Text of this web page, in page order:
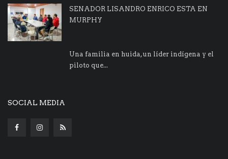
SENADOR LISANDRO ENRICO ESTA EN
MURPHY
Una familia en huida, un líder indígena y el
piloto que...
SOCIAL MEDIA